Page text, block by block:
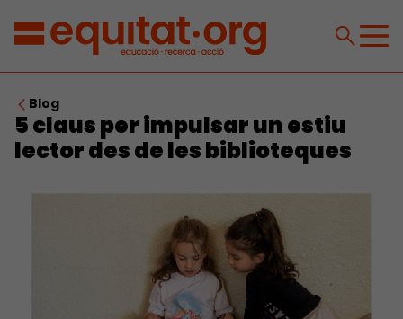
Blog
5 claus per impulsar un estiu
lector des de les biblioteques